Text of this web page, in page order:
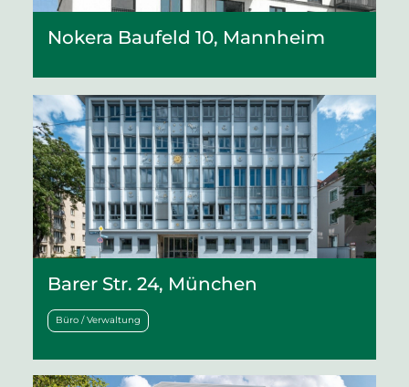
Nokera Baufeld 10, Mannheim
Barer Str. 24, München
Büro / Verwaltung